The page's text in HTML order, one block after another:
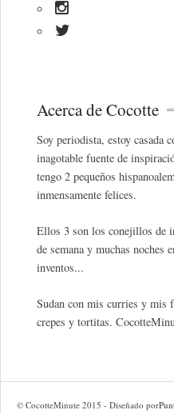
Acerca de Cocotte
Soy periodista, estoy casada
inagotable fuente de
tengo 2 pequeños
inmensamente felices.
Ellos 3 son los conejillos de
de semana y muchas noches
inventos...
Sudan con mis curries y mis
crepes y tortitas.
© CocotteMinute 2015 - Diseñado por